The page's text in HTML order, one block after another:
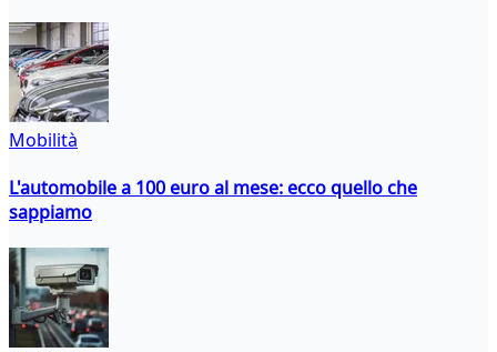
Mobilità
L'automobile a 100 euro al mese: ecco quello che
sappiamo